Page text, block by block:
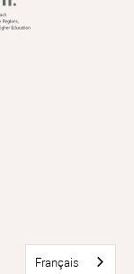
Français